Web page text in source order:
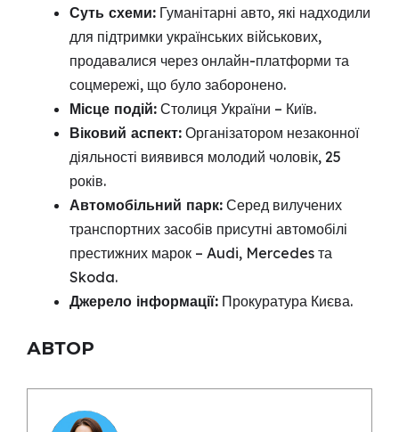
Суть схеми: Гуманітарні авто, які надходили
для підтримки українських військових,
продавалися через онлайн-платформи та
соцмережі, що було заборонено.
Місце подій: Столиця України – Київ.
Віковий аспект: Організатором незаконної
діяльності виявився молодий чоловік, 25
років.
Автомобільний парк: Серед вилучених
транспортних засобів присутні автомобілі
престижних марок – Audi, Mercedes та
Skoda.
Джерело інформації: Прокуратура Києва.
АВТОР